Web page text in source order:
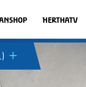
HERTHATV